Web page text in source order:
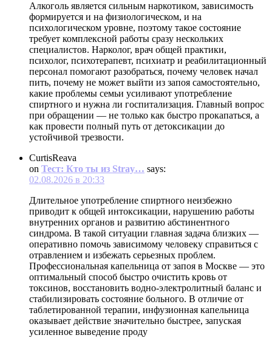
Алкоголь является сильным наркотиком, зависимость
формируется и на физиологическом, и на
психологическом уровне, поэтому такое состояние
требует комплексной работы сразу нескольких
специалистов. Нарколог, врач общей практики,
психолог, психотерапевт, психиатр и реабилитационный
персонал помогают разобраться, почему человек начал
пить, почему не может выйти из запоя самостоятельно,
какие проблемы семьи усиливают употребление
спиртного и нужна ли госпитализация. Главный вопрос
при обращении — не только как быстро прокапаться, а
как провести полный путь от детоксикации до
устойчивой трезвости.
CurtisReava
on Тест: Кто ты из Stray… says:
02.08.2026 в 20:33
Длительное употребление спиртного неизбежно
приводит к общей интоксикации, нарушению работы
внутренних органов и развитию абстинентного
синдрома. В такой ситуации главная задача близких —
оперативно помочь зависимому человеку справиться с
отравлением и избежать серьезных проблем.
Профессиональная капельница от запоя в Москве — это
оптимальный способ быстро очистить кровь от
токсинов, восстановить водно-электролитный баланс и
стабилизировать состояние больного. В отличие от
таблетированной терапии, инфузионная капельница
оказывает действие значительно быстрее, запуская
усиленное выведение проду